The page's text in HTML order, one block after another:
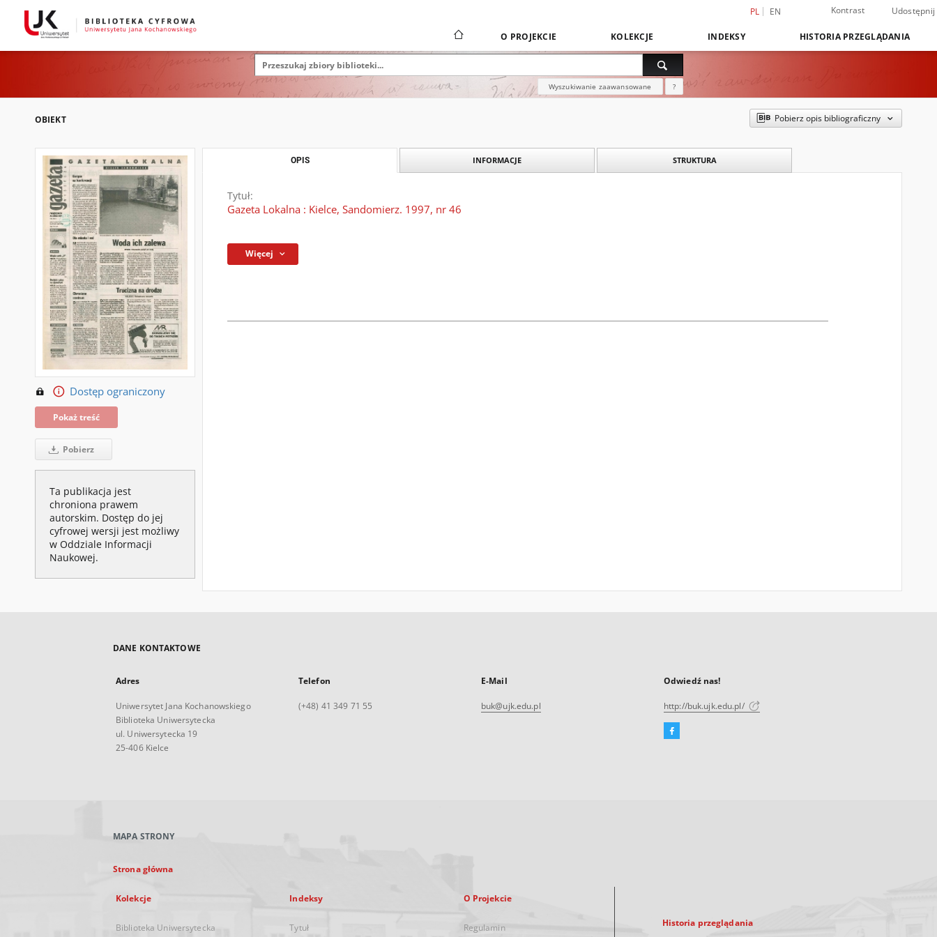
PL EN Kontrast Udostępnij
O PROJEKCIE KOLEKCJE INDEKSY HISTORIA PRZEGLĄDANIA
Wyszukiwanie zaawansowane ?
OBIEKT Pobierz opis bibliograficzny
Dostęp ograniczony
Pokaż treść
Pobierz
Ta publikacja jest
chroniona prawem
autorskim. Dostęp do jej
cyfrowej wersji jest możliwy
w Oddziale Informacji
Naukowej.
OPIS INFORMACJE STRUKTURA
Tytuł:
Gazeta Lokalna : Kielce, Sandomierz. 1997, nr 46
Więcej
DANE KONTAKTOWE
Adres
Uniwersytet Jana Kochanowskiego
Biblioteka Uniwersytecka
ul. Uniwersytecka 19
25-406 Kielce
Telefon
(+48) 41 349 71 55
E-Mail
buk@ujk.edu.pl
Odwiedź nas!
http://buk.ujk.edu.pl/
Facebook
MAPA STRONY
Strona główna
Kolekcje
Biblioteka Uniwersytecka
Indeksy
Tytuł
O Projekcie
Regulamin Historia przeglądania